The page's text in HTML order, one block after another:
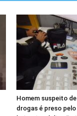
Homem suspeito
drogas é preso pelo